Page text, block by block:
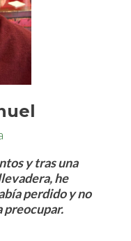
y tras una
he
perdido y no
preocupar.